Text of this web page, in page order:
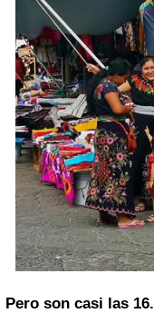
Pero son casi las